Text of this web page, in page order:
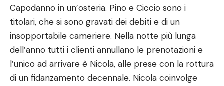
Capodanno in un’osteria. Pino e Ciccio sono i
titolari, che si sono gravati dei debiti e di un
insopportabile cameriere. Nella notte più lunga
dell’anno tutti i clienti annullano le prenotazioni e
l’unico ad arrivare è Nicola, alle prese con la rottura
di un fidanzamento decennale. Nicola coinvolge